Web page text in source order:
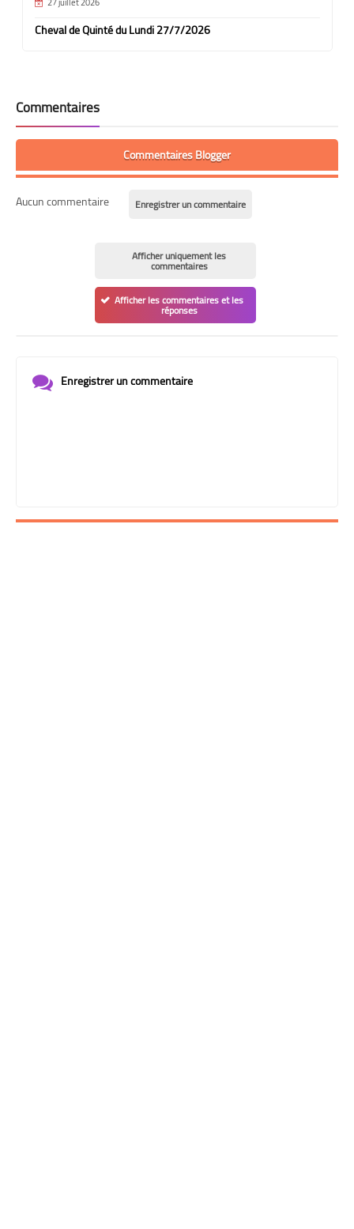
Cheval de Quinté du Lundi 27/7/2026
Commentaires
Commentaires Blogger
Aucun commentaire Enregistrer un commentaire
Afficher uniquement les
commentaires
Afficher les commentaires et les
réponses
Enregistrer un commentaire